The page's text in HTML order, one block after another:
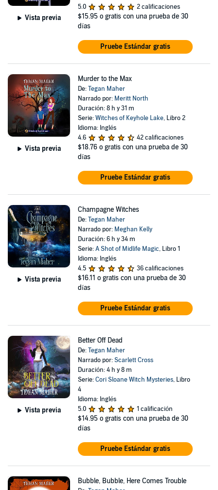
Vista previa
5.0
2 calificaciones
$15.95 o gratis con una prueba de 30
días
Pruebe Estándar gratis
Vista previa
Murder to the Max
De:Tegan Maher
Narrado por: Meritt North
Duración: 8 h y 31 m
Serie:Witches of Keyhole Lake, Libro 2
Idioma: Inglés
4.6
42 calificaciones
$18.76 o gratis con una prueba de 30
días
Pruebe Estándar gratis
Vista previa
Champagne Witches
De:Tegan Maher
Narrado por: Meghan Kelly
Duración: 6 h y 34 m
Serie:A Shot of Midlife Magic, Libro 1
Idioma: Inglés
4.5
36 calificaciones
$16.11 o gratis con una prueba de 30
días
Pruebe Estándar gratis
Vista previa
Better Off Dead
De:Tegan Maher
Narrado por:Scarlett Cross
Duración: 4 h y 8 m
Serie:Cori Sloane Witch Mysteries, Libro
4
Idioma: Inglés
5.0
1 calificación
$14.95 o gratis con una prueba de 30
días
Pruebe Estándar gratis
Bubble, Bubble, Here Comes Trouble